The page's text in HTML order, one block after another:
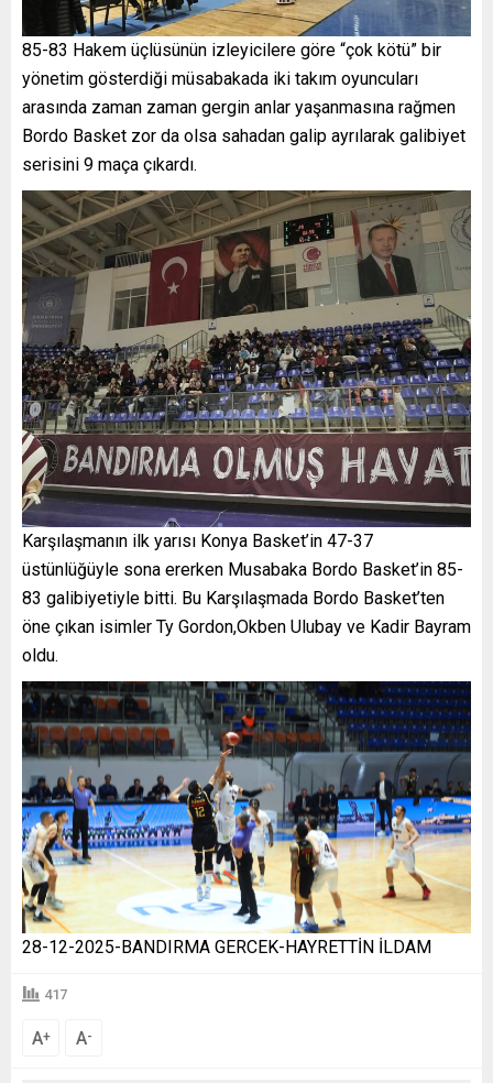
85-83 Hakem üçlüsünün izleyicilere göre “çok kötü” bir
yönetim gösterdiği müsabakada iki takım oyuncuları
arasında zaman zaman gergin anlar yaşanmasına rağmen
Bordo Basket zor da olsa sahadan galip ayrılarak galibiyet
serisini 9 maça çıkardı.
Karşılaşmanın ilk yarısı Konya Basket’in 47-37
üstünlüğüyle sona ererken Musabaka Bordo Basket’in 85-
83 galibiyetiyle bitti. Bu Karşılaşmada Bordo Basket’ten
öne çıkan isimler Ty Gordon,Okben Ulubay ve Kadir Bayram
oldu.
28-12-2025-BANDIRMA GERCEK-HAYRETTİN İLDAM
417
A+ A-